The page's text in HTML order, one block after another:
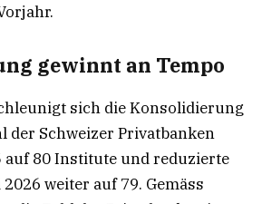
gewinnt an Tempo
sich die Konsolidierung
der Schweizer Privatbanken
auf 80 Institute und reduzierte
weiter auf 79. Gemäss